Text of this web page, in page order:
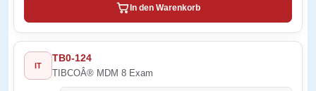
In den Warenkorb
IT
TB0-124
TIBCOÂ® MDM 8 Exam